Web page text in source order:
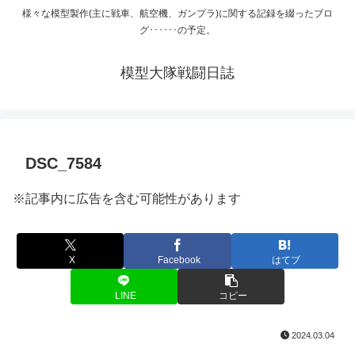
様々な模型製作(主に戦車、航空機、ガンプラ)に関する記録を綴ったブロ
グ･･････の予定。
模型大隊戦闘日誌
DSC_7584
※記事内に広告を含む可能性があります
X Facebook はてブ
LINE コピー
2024.03.04